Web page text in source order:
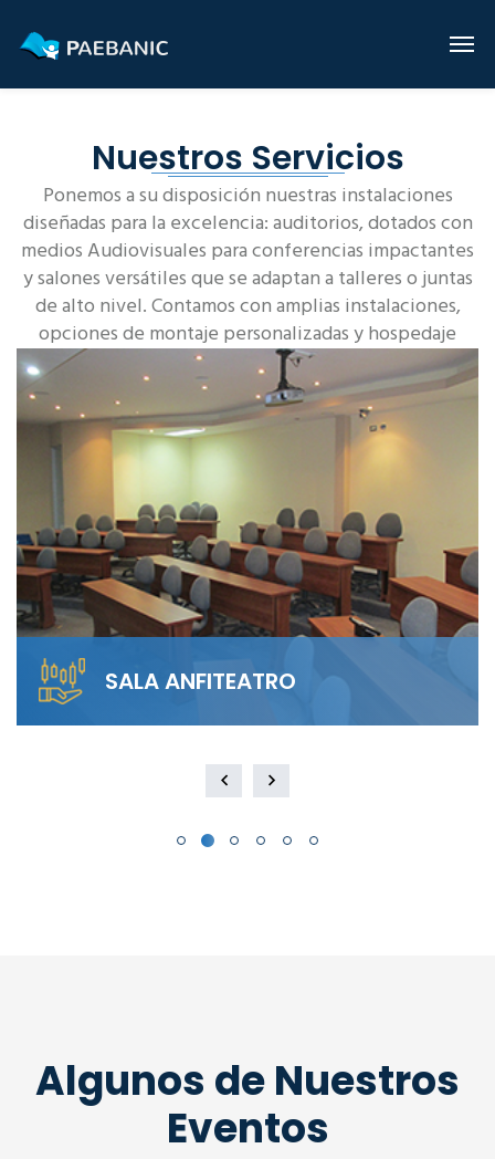
Nuestros Servicios
Ponemos a su disposición nuestras instalaciones
diseñadas para la excelencia: auditorios, dotados con
medios Audiovisuales para conferencias impactantes
y salones versátiles que se adaptan a talleres o juntas
de alto nivel. Contamos con amplias instalaciones,
opciones de montaje personalizadas y hospedaje
SALA ANFITEATRO
Alquila nuestra Sala Anfiteatro para 40
personas. El diseño escalonado garantiza
Algunos de Nuestros
Eventos